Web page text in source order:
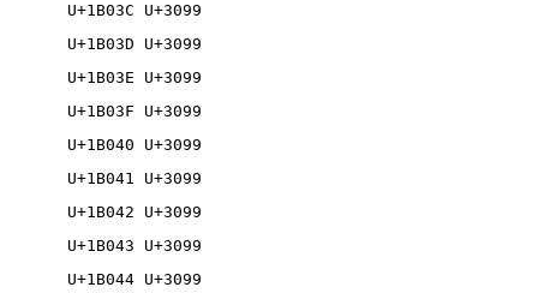
U+1B03C U+3099
U+1B03D U+3099
U+1B03E U+3099
U+1B03F U+3099
U+1B040 U+3099
U+1B041 U+3099
U+1B042 U+3099
U+1B043 U+3099
U+1B044 U+3099